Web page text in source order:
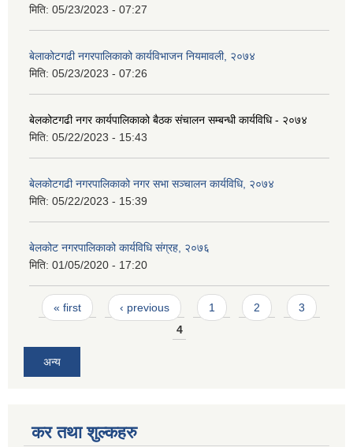
मिति: 05/23/2023 - 07:27
बेलाकोटगढी नगरपालिकाको कार्यविभाजन नियमावली, २०७४
मिति: 05/23/2023 - 07:26
बेलकोटगढी नगर कार्यपालिकाको बैठक संचालन सम्बन्धी कार्यविधि - २०७४
मिति: 05/22/2023 - 15:43
बेलकोटगढी नगरपालिकाको नगर सभा सञ्चालन कार्यविधि, २०७४
मिति: 05/22/2023 - 15:39
बेलकोट नगरपालिकाको कार्यविधि संग्रह, २०७६
मिति: 01/05/2020 - 17:20
Pages
« first ‹ previous 1 2
3
4
अन्य
कर तथा शुल्कहरु